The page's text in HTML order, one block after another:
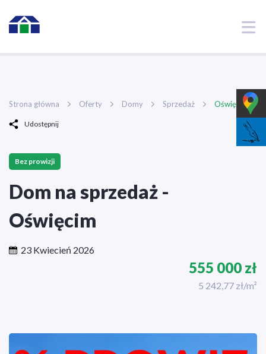
Strona główna Oferty Domy Sprzedaż Oświęcim
Udostępnij
Bez prowizji
Dom na sprzedaż -
Oświęcim
23 Kwiecień 2026
555 000 zł
5 242,77 zł/m²